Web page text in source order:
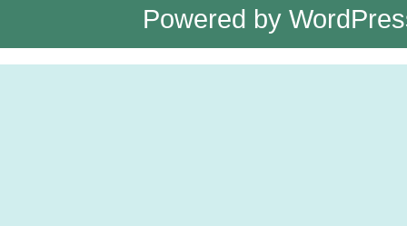
Powered by